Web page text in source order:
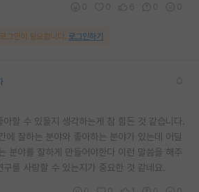
그인이 필요합니다. 로그인하기
할 수 있을지 생각하는게 참 힘든 것 같습니다.
에 잘하는 분야와 좋아하는 분야가 있는데 어딜
분야를 잘하게 만들어야한다 이런 말씀을 해주
를 사랑할 수 있는지가 중요한 것 같네요.